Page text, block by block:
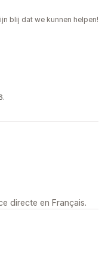
blij dat we kunnen helpen!
directe en Français.